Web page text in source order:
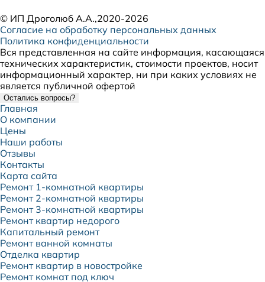
© ИП Дроголюб А.А.,2020-2026
Согласие на обработку персональных данных
Политика конфиденциальности
Вся представленная на сайте информация, касающаяся
технических характеристик, стоимости проектов, носит
информационный характер, ни при каких условиях не
является публичной офертой
Остались вопросы?
Главная
О компании
Цены
Наши работы
Отзывы
Контакты
Карта сайта
Ремонт 1-комнатной квартиры
Ремонт 2-комнатной квартиры
Ремонт 3-комнатной квартиры
Ремонт квартир недорого
Капитальный ремонт
Ремонт ванной комнаты
Отделка квартир
Ремонт квартир в новостройке
Ремонт комнат под ключ